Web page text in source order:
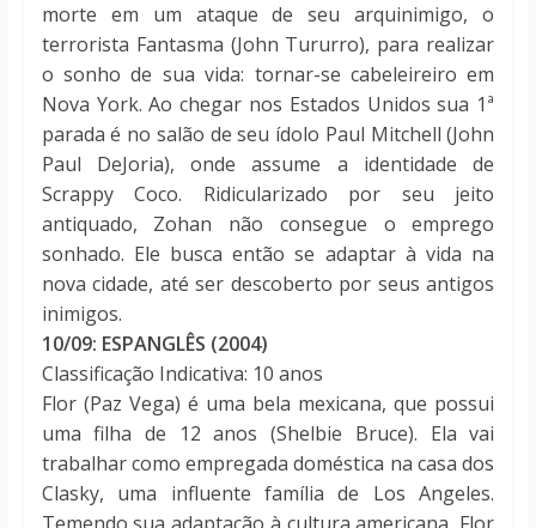
morte em um ataque de seu arquinimigo, o
terrorista Fantasma (John Tururro), para realizar
o sonho de sua vida: tornar-se cabeleireiro em
Nova York. Ao chegar nos Estados Unidos sua 1ª
parada é no salão de seu ídolo Paul Mitchell (John
Paul DeJoria), onde assume a identidade de
Scrappy Coco. Ridicularizado por seu jeito
antiquado, Zohan não consegue o emprego
sonhado. Ele busca então se adaptar à vida na
nova cidade, até ser descoberto por seus antigos
inimigos.
10/09: ESPANGLÊS (2004)
Classificação Indicativa: 10 anos
Flor (Paz Vega) é uma bela mexicana, que possui
uma filha de 12 anos (Shelbie Bruce). Ela vai
trabalhar como empregada doméstica na casa dos
Clasky, uma influente família de Los Angeles.